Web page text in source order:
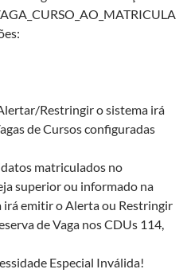
Restringir o sistema irá
de Cursos configuradas
matriculados no
superior ou informado na
irá emitir o Alerta ou Restringir
de Vaga nos CDUs 114,
Especial Inválida!